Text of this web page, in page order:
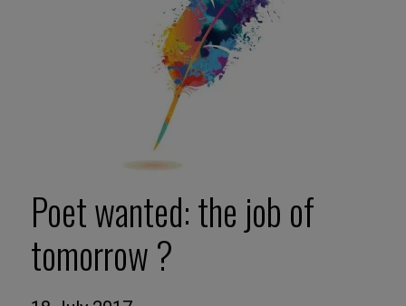
Poet wanted: the job of
tomorrow ?